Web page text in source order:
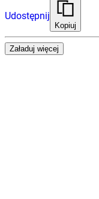
Udostępnij
Kopiuj
Załaduj więcej